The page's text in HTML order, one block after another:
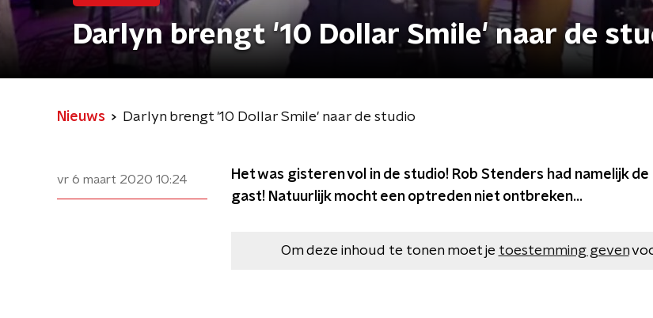
Darlyn brengt '10 Dollar Smile' naar de
Nieuws Darlyn brengt '10 Dollar Smile' naar de studio
vr 6 maart 2020 10:24
Het was gisteren vol in de studio! Rob Stenders had namelijk
gast! Natuurlijk mocht een optreden niet ontbreken...
Om deze inhoud te tonen moet je toestemming geven